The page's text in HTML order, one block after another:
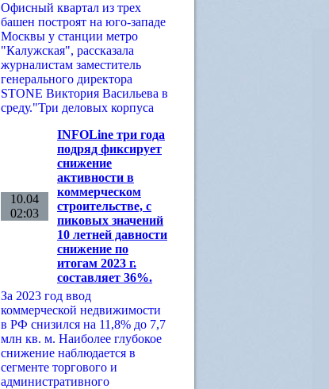
Офисный квартал из трех
башен построят на юго-западе
Москвы у станции метро
"Калужская", рассказала
журналистам заместитель
генерального директора
STONE Виктория Васильева в
среду."Три деловых корпуса
10.04
02:03
INFOLine три года
подряд фиксирует
снижение
активности в
коммерческом
строительстве, с
пиковых значений
10 летней давности
снижение по
итогам 2023 г.
составляет 36%.
За 2023 год ввод
коммерческой недвижимости
в РФ снизился на 11,8% до 7,7
млн кв. м. Наиболее глубокое
снижение наблюдается в
сегменте торгового и
административного